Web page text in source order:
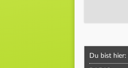
Du bist hier: